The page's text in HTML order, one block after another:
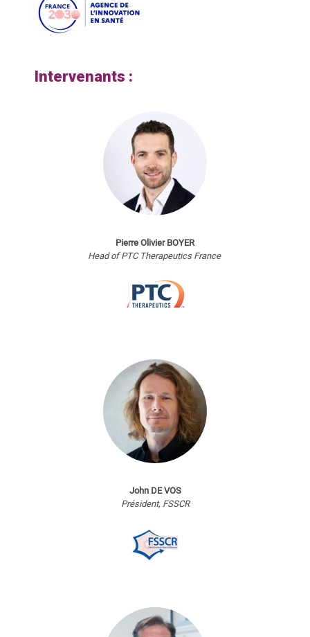
Intervenants :
Pierre Olivier BOYER
Head of PTC Therapeutics France
John DE VOS
Président, FSSCR